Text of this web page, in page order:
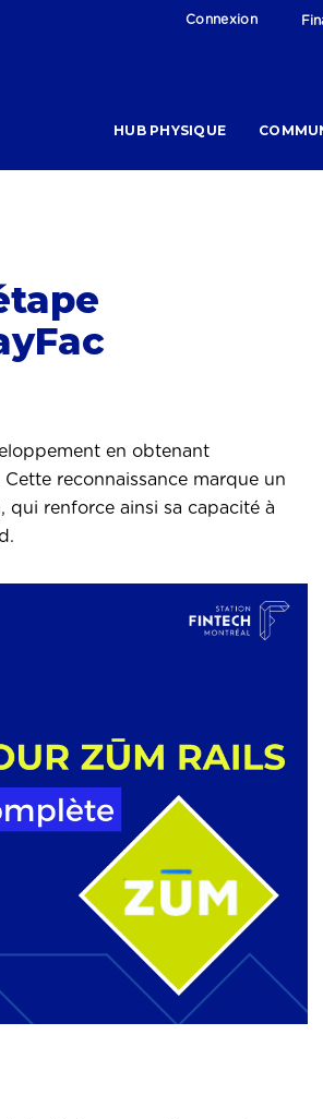
Connexion
HUB PHYSIQUE
en obtenant
reconnaissance marque un
qui renforce ainsi sa capacité à